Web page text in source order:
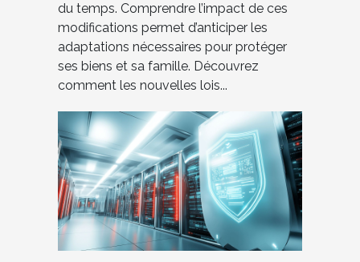
du temps. Comprendre l’impact de ces
modifications permet d’anticiper les
adaptations nécessaires pour protéger
ses biens et sa famille. Découvrez
comment les nouvelles lois...